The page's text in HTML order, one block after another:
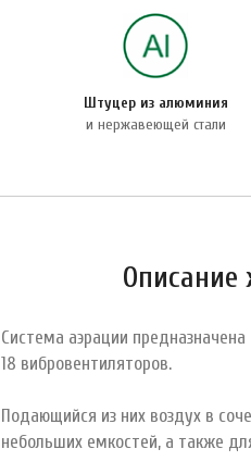
Штуцер из алюминия
и нержавеющей стали
Описание
Система аэрации
18 вибровентиляторов.
Подающийся из них воздух в
небольших емкостей, а также